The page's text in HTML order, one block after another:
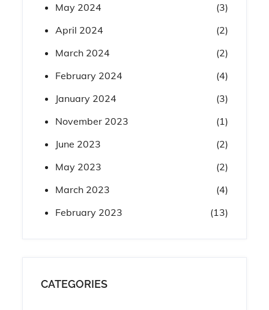
May 2024
(3)
April 2024
(2)
March 2024
(2)
February 2024
(4)
January 2024
(3)
November 2023
(1)
June 2023
(2)
May 2023
(2)
March 2023
(4)
February 2023
(13)
CATEGORIES